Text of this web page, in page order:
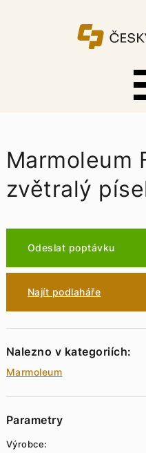
Marmoleum
zvětralý
Odeslat poptávku
Najít podlaháře
Nalezno v kategoriích:
Marmoleum
Parametry
Výrobce: